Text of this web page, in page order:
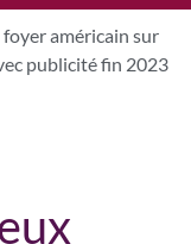
foyer américain sur
publicité fin 2023